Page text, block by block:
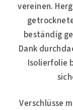
vereinen.
beständig
Dank
Isolierfolie
Verschlüsse